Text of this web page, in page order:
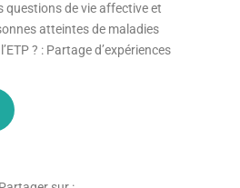
questions de vie affective et
atteintes de maladies
? : Partage d’expériences